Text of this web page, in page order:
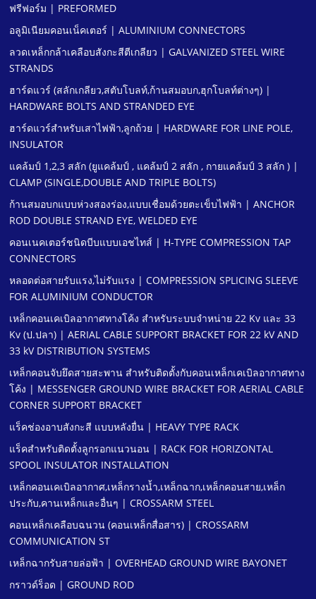
ฟรีฟอร์ม | PREFORMED
อลูมิเนียมคอนเน็คเตอร์ | ALUMINIUM CONNECTORS
ลวดเหล็กกล้าเคลือบสังกะสีตีเกลียว | GALVANIZED STEEL WIRE
STRANDS
ฮาร์ดแวร์ (สลักเกลียว,สตับโบลท์,ก้านสมอบก,ฮุกโบลท์ต่างๆ) |
HARDWARE BOLTS AND STRANDED EYE
ฮาร์ดแวร์สําหรับเสาไฟฟ้า,ลูกถ้วย | HARDWARE FOR LINE POLE,
INSULATOR
แคล้มป์ 1,2,3 สลัก (ยูแคล้มป์ , แคล้มป์ 2 สลัก , กายแคล้มป์ 3 สลัก ) |
CLAMP (SINGLE,DOUBLE AND TRIPLE BOLTS)
ก้านสมอบกแบบห่วงสองร่อง,แบบเชื่อมด้วยตะเข็บไฟฟ้า | ANCHOR
ROD DOUBLE STRAND EYE, WELDED EYE
คอนเนคเตอร์ชนิดบีบแบบเอชไทส์ | H-TYPE COMPRESSION TAP
CONNECTORS
หลอดต่อสายรับแรง,ไม่รับแรง | COMPRESSION SPLICING SLEEVE
FOR ALUMINIUM CONDUCTOR
เหล็กคอนเคเบิลอากาศทางโค้ง สําหรับระบบจําหน่าย 22 Kv และ 33
Kv (ป.ปลา) | AERIAL CABLE SUPPORT BRACKET FOR 22 kV AND
33 kV DISTRIBUTION SYSTEMS
เหล็กคอนจับยึดสายสะพาน สําหรับติดตั้งกับคอนเหล็กเคเบิลอากาศทาง
โค้ง | MESSENGER GROUND WIRE BRACKET FOR AERIAL CABLE
CORNER SUPPORT BRACKET
แร็คช่องอาบสังกะสี แบบหลังยื่น | HEAVY TYPE RACK
แร็คสําหรับติดตั้งลูกรอกแนวนอน | RACK FOR HORIZONTAL
SPOOL INSULATOR INSTALLATION
เหล็กคอนเคเบิลอากาศ,เหล็กรางนํ้า,เหล็กฉาก,เหล็กคอนสาย,เหล็ก
ประกับ,คานเหล็กและอื่นๆ | CROSSARM STEEL
คอนเหล็กเคลือบฉนวน (คอนเหล็กสื่อสาร) | CROSSARM
COMMUNICATION ST
เหล็กฉากรับสายล่อฟ้า | OVERHEAD GROUND WIRE BAYONET
กราวด์ร็อด | GROUND ROD